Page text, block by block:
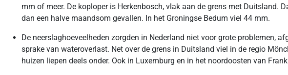
mm of meer. De koploper is Herkenbosch, vlak aan de grens met Duitsland.
dan een halve maandsom gevallen. In het Groningse Bedum viel 44 mm.
De neerslaghoeveelheden zorgden in Nederland niet voor grote problemen,
sprake van wateroverlast. Net over de grens in Duitsland viel in de regio
huizen liepen deels onder. Ook in Luxemburg en in het noordoosten van